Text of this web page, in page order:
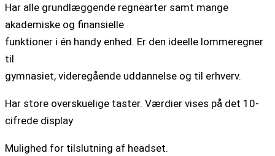
Har alle grundlæggende regnearter samt mange
akademiske og finansielle
funktioner i én handy enhed. Er den ideelle lommeregner
til
gymnasiet, videregående uddannelse og til erhverv.
Har store overskuelige taster. Værdier vises på det 10-
cifrede display
Mulighed for tilslutning af headset.